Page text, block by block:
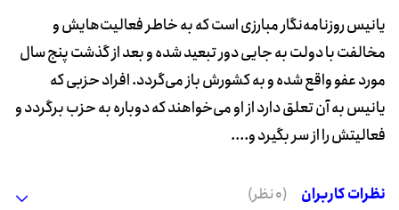
یانیس روزنامه‌نگار مبارزی است که به خاطر فعالیت‌هایش و
مخالفت با دولت به جایی دور تبعید شده و بعد از گذشت پنج سال
مورد عفو واقع شده و به کشورش باز می‌گردد. افراد حزبی که
یانیس به آن تعلق دارد از او می‌خواهند که دوباره به حزب برگردد و
فعالیتش را از سر بگیرد و....
نظرات کاربران (0 نظر)